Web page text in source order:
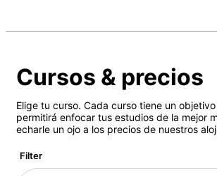
Cursos & precios
Elige tu curso. Cada curso tiene un
permitirá enfocar tus estudios de la mejor
echarle un ojo a los precios de nuestros
Filter